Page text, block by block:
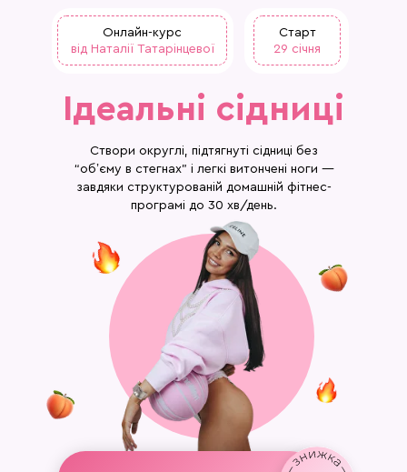
Ідеальні сідниці
Онлайн-курс
від Наталії Татарінцевої
Старт
29 січня
Створи округлі, підтягнуті сідниці без
“обʼєму в стегнах” і легкі витончені ноги —
завдяки структурованій домашній фітнес-
програмі до 30 хв/день.